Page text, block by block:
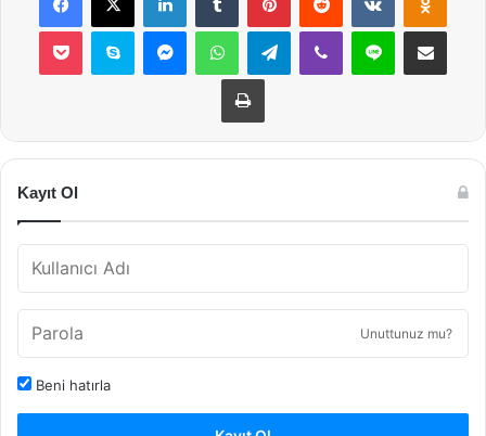
Pocket Skype MessengerWhatsAppTelegramViber Line E-Posta ile
Yazdır
Kayıt Ol
Unuttunuz mu?
Beni hatırla